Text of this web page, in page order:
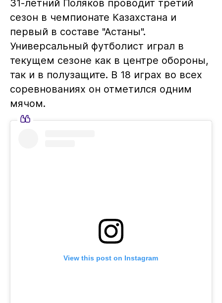
31-летний Поляков проводит третий
сезон в чемпионате Казахстана и
первый в составе "Астаны".
Универсальный футболист играл в
текущем сезоне как в центре обороны,
так и в полузащите. В 18 играх во всех
соревнованиях он отметился одним
мячом.
View this post on Instagram